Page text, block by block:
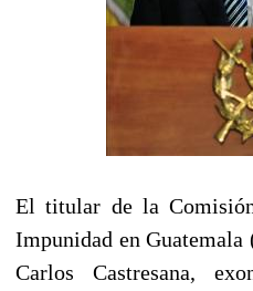
El titular de la
Impunidad en
Carlos Castresana,